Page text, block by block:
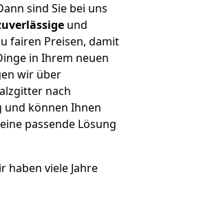
sind Sie bei uns
und
fairen Preisen, damit
in Ihrem neuen
wir über
nach
können Ihnen
passende Lösung
haben viele Jahre